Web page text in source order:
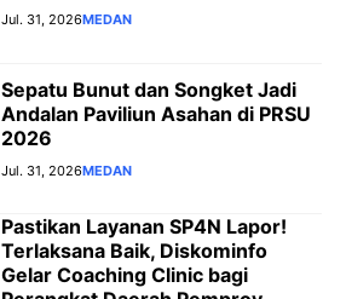
Jul. 31, 2026MEDAN
Sepatu Bunut dan Songket Jadi
Andalan Paviliun Asahan di PRSU
2026
Jul. 31, 2026MEDAN
Pastikan Layanan SP4N Lapor!
Terlaksana Baik, Diskominfo
Gelar Coaching Clinic bagi